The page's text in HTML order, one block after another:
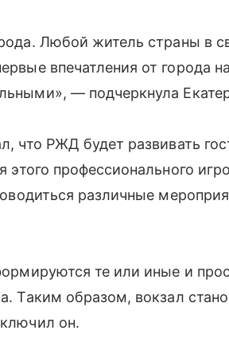
Любой житель страны в
впечатления от города
— подчеркнула
что РЖД будет развивать
этого профессионального
различные
те или иные и
Таким образом, вокзал
он.